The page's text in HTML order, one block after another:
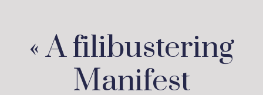
« A filibustering
Manifest